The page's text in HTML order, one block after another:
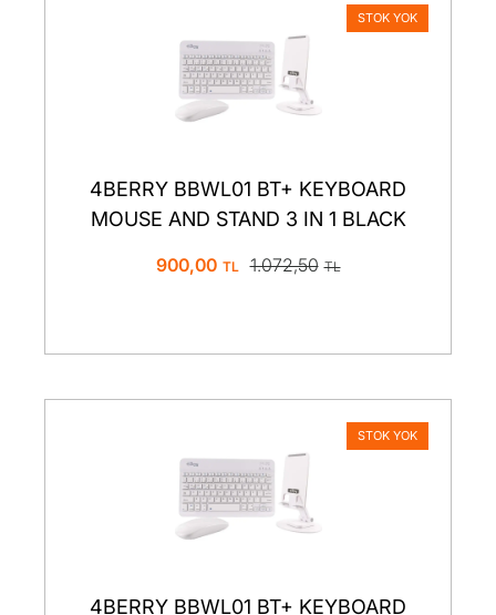
STOK YOK
4BERRY BBWL01 BT+ KEYBOARD
MOUSE AND STAND 3 IN 1 BLACK
900,00 1.072,50
STOK YOK
4BERRY BBWL01 BT+ KEYBOARD